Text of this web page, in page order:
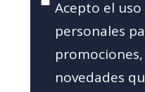
Acepto el
personales
novedades